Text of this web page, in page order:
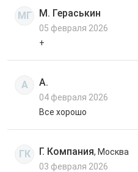
МГ М. Гераськин
05 февраля 2026
+
А А.
04 февраля 2026
Все хорошо
ГК Г. Компания, Москва
03 февраля 2026